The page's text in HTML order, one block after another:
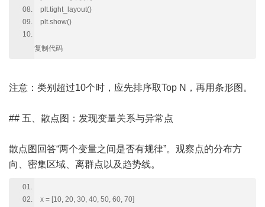
plt.tight_layout()
plt.show()
复制代码
注意：类别超过10个时，应先排序取Top N，再用条形图。
## 五、散点图：发现变量关系与异常点
散点图回答“两个变量之间是否有规律”。观察点的分布方
向、密集区域、离群点以及趋势线。
x = [10, 20, 30, 40, 50, 60, 70]